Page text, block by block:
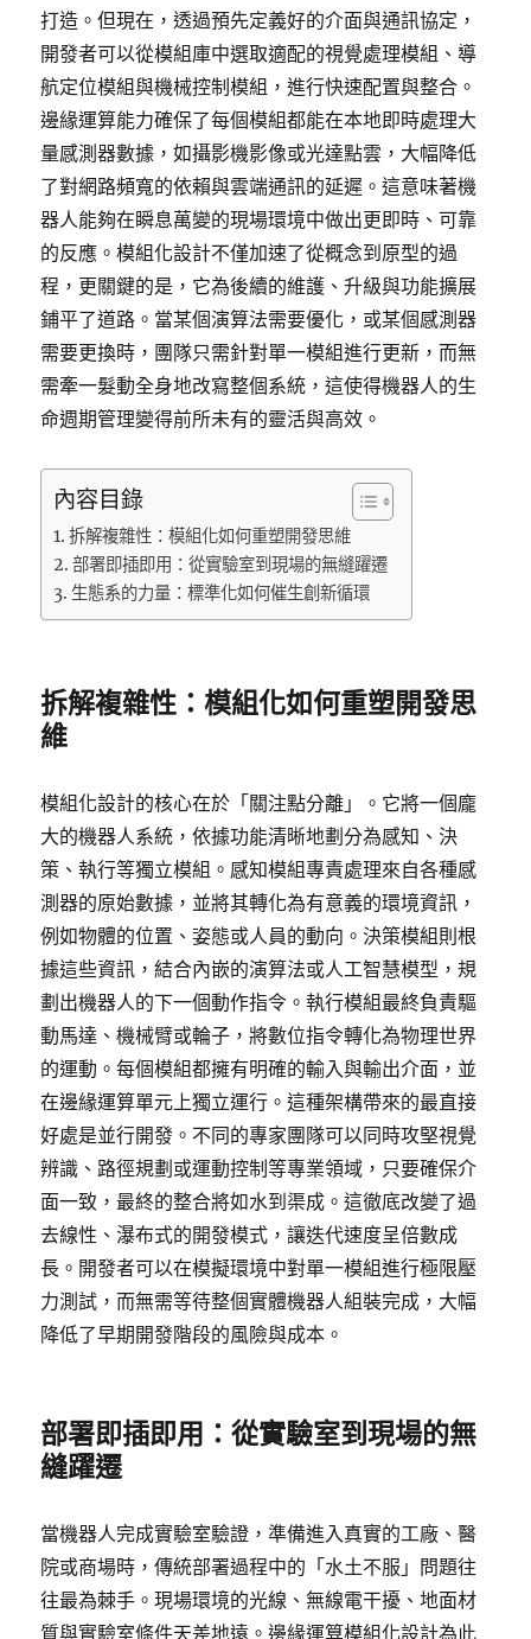
打造。但現在，透過預先定義好的介面與通訊協定，
開發者可以從模組庫中選取適配的視覺處理模組、導
航定位模組與機械控制模組，進行快速配置與整合。
邊緣運算能力確保了每個模組都能在本地即時處理大
量感測器數據，如攝影機影像或光達點雲，大幅降低
了對網路頻寬的依賴與雲端通訊的延遲。這意味著機
器人能夠在瞬息萬變的現場環境中做出更即時、可靠
的反應。模組化設計不僅加速了從概念到原型的過
程，更關鍵的是，它為後續的維護、升級與功能擴展
鋪平了道路。當某個演算法需要優化，或某個感測器
需要更換時，團隊只需針對單一模組進行更新，而無
需牽一髮動全身地改寫整個系統，這使得機器人的生
命週期管理變得前所未有的靈活與高效。
內容目錄
拆解複雜性：模組化如何重塑開發思維
部署即插即用：從實驗室到現場的無縫躍遷
生態系的力量：標準化如何催生創新循環
拆解複雜性：模組化如何重塑開發思
維
模組化設計的核心在於「關注點分離」。它將一個龐
大的機器人系統，依據功能清晰地劃分為感知、決
策、執行等獨立模組。感知模組專責處理來自各種感
測器的原始數據，並將其轉化為有意義的環境資訊，
例如物體的位置、姿態或人員的動向。決策模組則根
據這些資訊，結合內嵌的演算法或人工智慧模型，規
劃出機器人的下一個動作指令。執行模組最終負責驅
動馬達、機械臂或輪子，將數位指令轉化為物理世界
的運動。每個模組都擁有明確的輸入與輸出介面，並
在邊緣運算單元上獨立運行。這種架構帶來的最直接
好處是並行開發。不同的專家團隊可以同時攻堅視覺
辨識、路徑規劃或運動控制等專業領域，只要確保介
面一致，最終的整合將如水到渠成。這徹底改變了過
去線性、瀑布式的開發模式，讓迭代速度呈倍數成
長。開發者可以在模擬環境中對單一模組進行極限壓
力測試，而無需等待整個實體機器人組裝完成，大幅
降低了早期開發階段的風險與成本。
部署即插即用：從實驗室到現場的無
縫躍遷
當機器人完成實驗室驗證，準備進入真實的工廠、醫
院或商場時，傳統部署過程中的「水土不服」問題往
往最為棘手。現場環境的光線、無線電干擾、地面材
質與實驗室條件天差地遠。邊緣運算模組化設計為此